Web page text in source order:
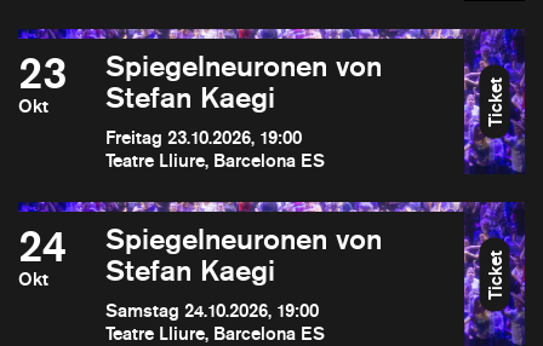
23
Okt
Spiegelneuronen von
Stefan Kaegi
Freitag 23.10.2026, 19:00
Teatre Lliure, Barcelona ES
Ticket
24
Okt
Spiegelneuronen von
Stefan Kaegi
Samstag 24.10.2026, 19:00
Teatre Lliure, Barcelona ES
Ticket